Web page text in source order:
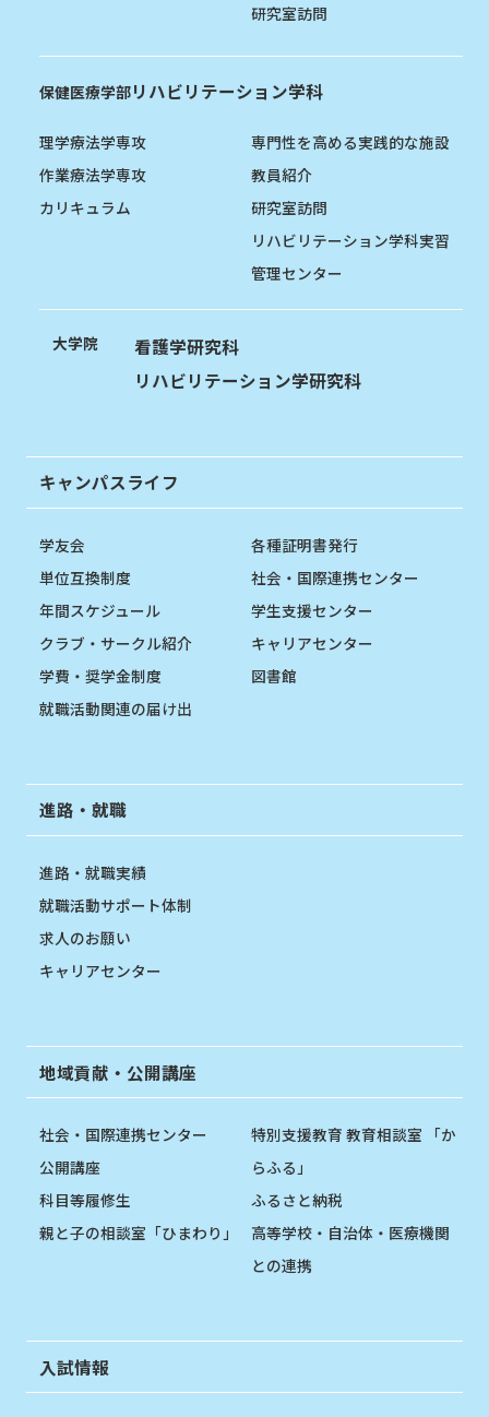
研究室訪問
保健医療学部リハビリテーション学科
理学療法学専攻
作業療法学専攻
カリキュラム
専門性を高める実践的な施設
教員紹介
研究室訪問
リハビリテーション学科実習
管理センター
大学院
看護学研究科
リハビリテーション学研究科
キャンパスライフ
学友会
単位互換制度
年間スケジュール
クラブ・サークル紹介
学費・奨学金制度
就職活動関連の届け出
各種証明書発行
社会・国際連携センター
学生支援センター
キャリアセンター
図書館
進路・就職
進路・就職実績
就職活動サポート体制
求人のお願い
キャリアセンター
地域貢献・公開講座
社会・国際連携センター
公開講座
科目等履修生
親と子の相談室「ひまわり」
特別支援教育 教育相談室 「か
らふる」
ふるさと納税
高等学校・自治体・医療機関
との連携
入試情報